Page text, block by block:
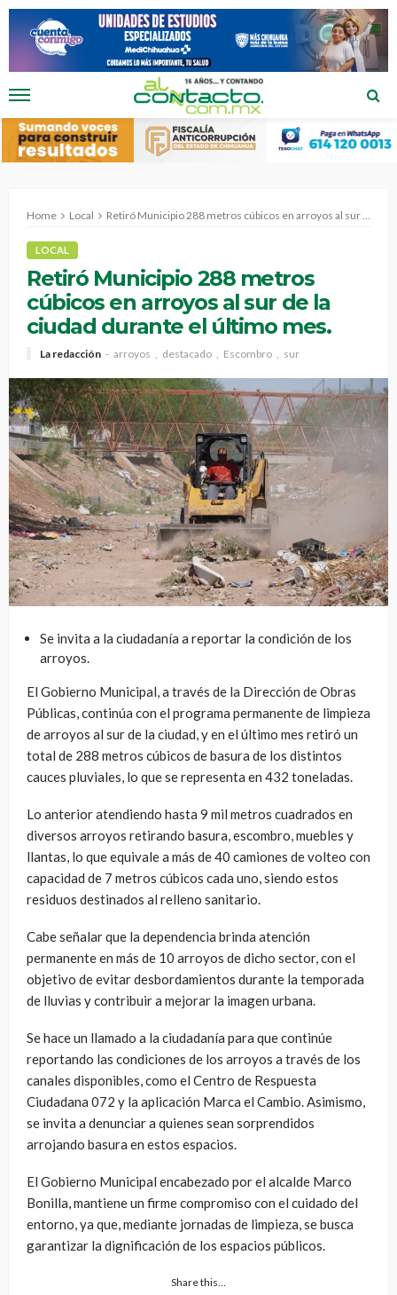
Home Local Retiró Municipio 288 metros cúbicos en arroyos al sur de la ciudad durante el último mes.
LOCAL
Retiró Municipio 288 metros
cúbicos en arroyos al sur de la
ciudad durante el último mes.
La redacción arroyos destacado Escombro sur
Se invita a la ciudadanía a reportar la condición de los
arroyos.
El Gobierno Municipal, a través de la Dirección de Obras
Públicas, continúa con el programa permanente de limpieza
de arroyos al sur de la ciudad, y en el último mes retiró un
total de 288 metros cúbicos de basura de los distintos
cauces pluviales, lo que se representa en 432 toneladas.
Lo anterior atendiendo hasta 9 mil metros cuadrados en
diversos arroyos retirando basura, escombro, muebles y
llantas, lo que equivale a más de 40 camiones de volteo con
capacidad de 7 metros cúbicos cada uno, siendo estos
residuos destinados al relleno sanitario.
Cabe señalar que la dependencia brinda atención
permanente en más de 10 arroyos de dicho sector, con el
objetivo de evitar desbordamientos durante la temporada
de lluvias y contribuir a mejorar la imagen urbana.
Se hace un llamado a la ciudadanía para que continúe
reportando las condiciones de los arroyos a través de los
canales disponibles, como el Centro de Respuesta
Ciudadana 072 y la aplicación Marca el Cambio. Asimismo,
se invita a denunciar a quienes sean sorprendidos
arrojando basura en estos espacios.
El Gobierno Municipal encabezado por el alcalde Marco
Bonilla, mantiene un firme compromiso con el cuidado del
entorno, ya que, mediante jornadas de limpieza, se busca
garantizar la dignificación de los espacios públicos.
Share this…